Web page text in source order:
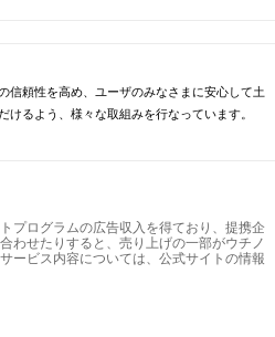
信頼性を高め、ユーザのみなさまに安心して土
けるよう、様々な取組みを行なっています。
プログラムの広告収入を得ており、提携企
わせたりすると、売り上げの一部がウチノ
ービス内容については、公式サイトの情報